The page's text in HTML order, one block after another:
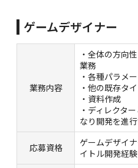
ゲームデザイナー
業務内容
・全体の方向
業務
・各種パラメ
・他の既存タ
・資料作成
・ディレクタ
なり開発を進
応募資格
ゲームデザイ
イトル開発経